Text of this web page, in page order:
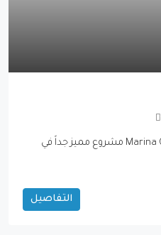
Marina Golden Bay Marina Golden Bay مشروع مميز جداً في
التفاصيل